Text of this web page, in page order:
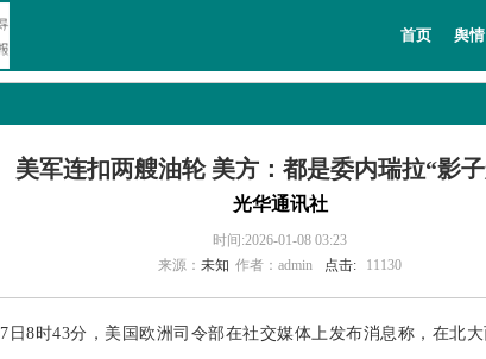
要闻
首页 舆情
美军连扣两艘油轮 美方：都是委内瑞拉“影
光华通讯社
时间:2026-01-08 03:23
来源： 未知 作者：admin 点击: 11130
日8时43分，美国欧洲司令部在社交媒体上发布消息称，在北